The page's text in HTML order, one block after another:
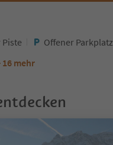
Offener Parkplatz
16 mehr